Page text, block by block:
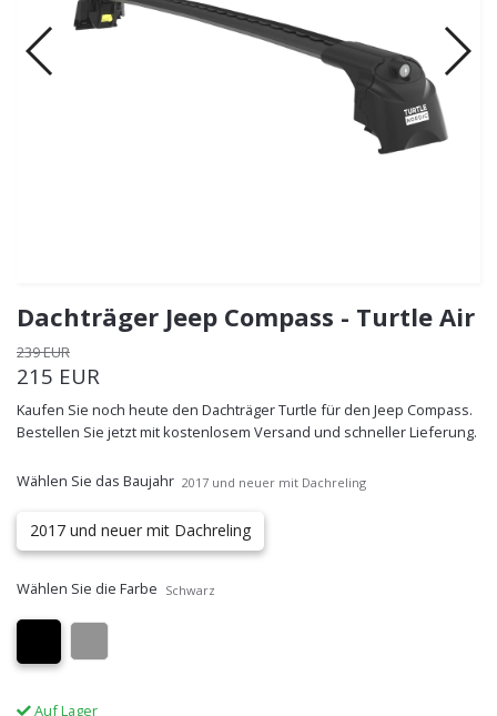
Dachträger Jeep Compass - Turtle Air
239 EUR
215 EUR
Kaufen Sie noch heute den Dachträger Turtle für den Jeep Compass.
Bestellen Sie jetzt mit kostenlosem Versand und schneller Lieferung.
Wählen Sie das Baujahr 2017 und neuer mit Dachreling
2017 und neuer mit Dachreling
Wählen Sie die Farbe Schwarz
Auf Lager